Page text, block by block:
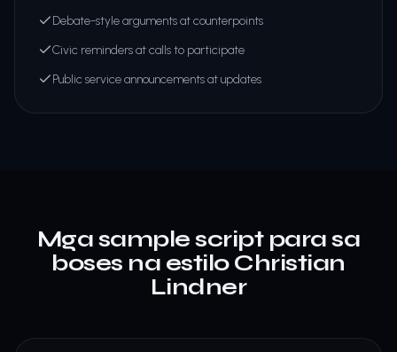
Debate-style arguments at counterpoints
Civic reminders at calls to participate
Public service announcements at updates
Mga sample script para sa
boses na estilo Christian
Lindner